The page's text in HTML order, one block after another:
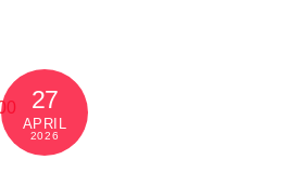
27
APRIL
2026